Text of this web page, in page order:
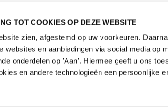
TOT COOKIES OP DEZE WEBSITE
zien, afgestemd op uw voorkeuren.
websites en aanbiedingen via social media op
onderdelen op 'Aan'. Hiermee geeft u ons
en andere technologieën een persoonlijke